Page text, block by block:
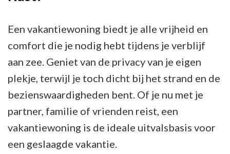
Een vakantiewoning biedt je alle vrijheid en
comfort die je nodig hebt tijdens je verblijf
aan zee. Geniet van de privacy van je eigen
plekje, terwijl je toch dicht bij het strand en de
bezienswaardigheden bent. Of je nu met je
partner, familie of vrienden reist, een
vakantiewoning is de ideale uitvalsbasis voor
een geslaagde vakantie.